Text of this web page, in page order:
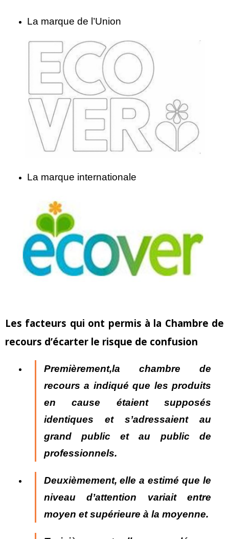
La marque de l’Union
La marque internationale
Les facteurs qui ont permis à la Chambre de
recours d’écarter le risque de confusion
Premièrement,la chambre de
recours a indiqué que les produits
en cause étaient supposés
identiques et s’adressaient au
grand public et au public de
professionnels.
Deuxièmement, elle a estimé que le
niveau d’attention variait entre
moyen et supérieure à la moyenne.